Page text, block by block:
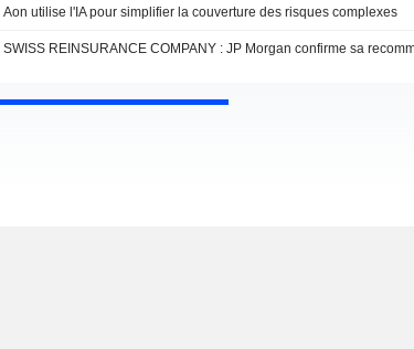
Aon utilise l'IA pour simplifier la couverture des risques complexes